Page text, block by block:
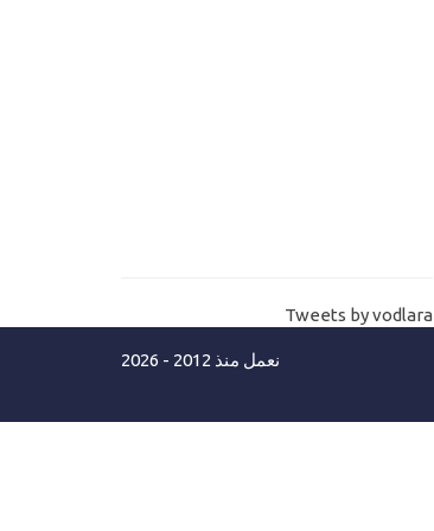
الكائنية
MVC object oriented
programming
Tweets by vodlara
نعمل منذ 2012 - 2026